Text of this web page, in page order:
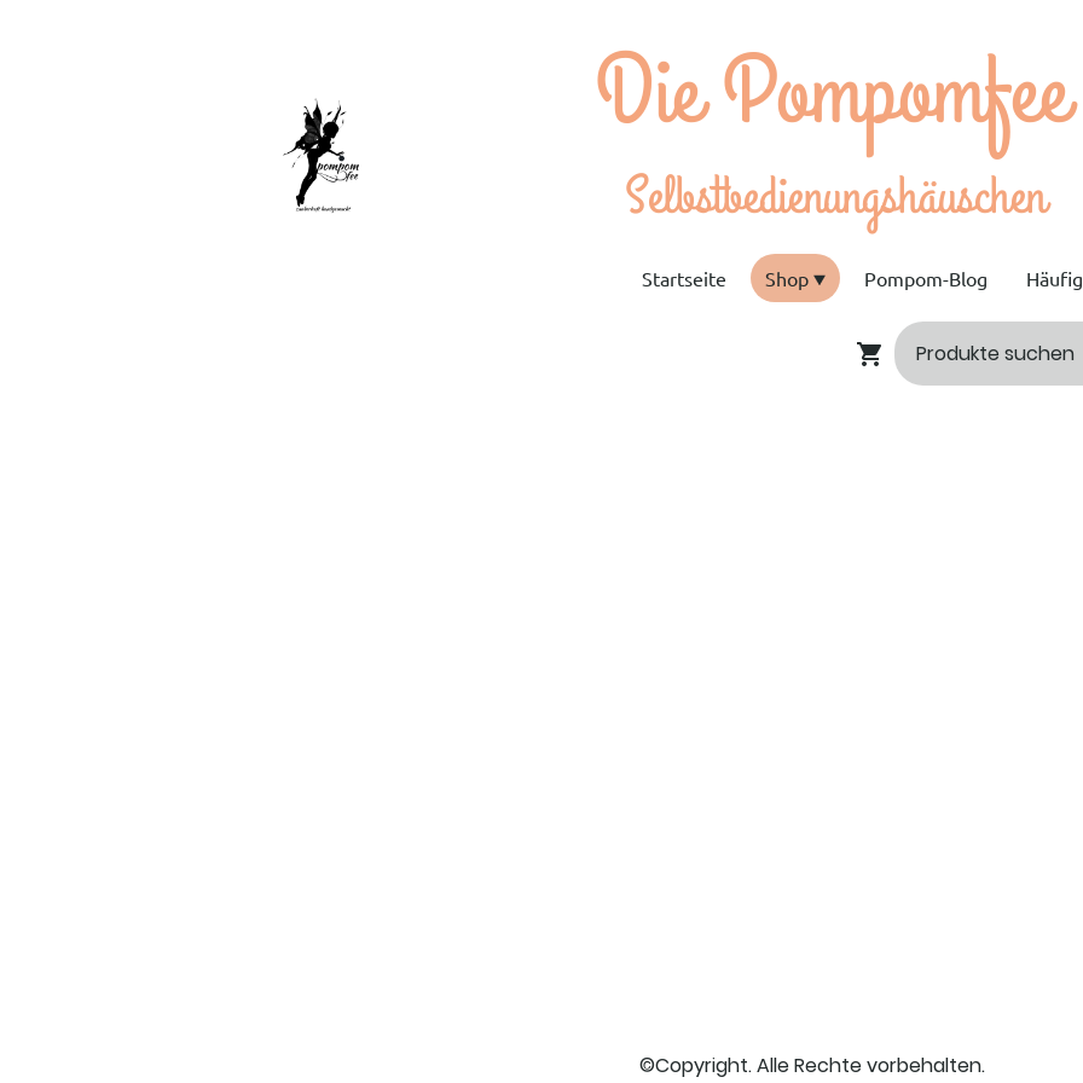
Die Pompomfee
Selbstbedienungshäuschen
Startseite Shop Pompom-Blog
©Copyright. Alle Rechte vorbehalten.